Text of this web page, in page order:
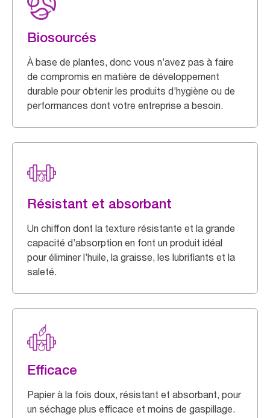
Biosourcés
À base de plantes, donc vous n’avez pas à faire
de compromis en matière de développement
durable pour obtenir les produits d’hygiène ou de
performances dont votre entreprise a besoin.
Résistant et absorbant
Un chiffon dont la texture résistante et la grande
capacité d’absorption en font un produit idéal
pour éliminer l’huile, la graisse, les lubrifiants et la
saleté.
Efficace
Papier à la fois doux, résistant et absorbant, pour
un séchage plus efficace et moins de gaspillage.